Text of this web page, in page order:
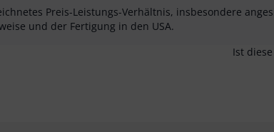
Preis-Leistungs-Verhältnis, insbesondere
und der Fertigung in den USA.
Ist